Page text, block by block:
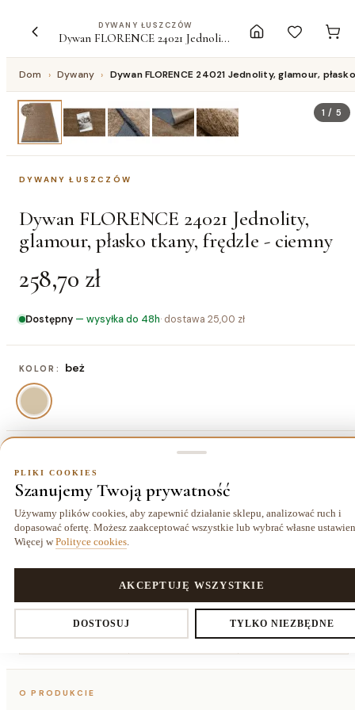
DYWANY ŁUSZCZÓW
Dywan FLORENCE 24021 Jednolity, glamour, płasko tkany, frędzle - ciemny
Dom › Dywany › Dywan FLORENCE 24021 Jednolity, glamour,
1 /5
DYWANY ŁUSZCZÓW
Dywan FLORENCE 24021 Jednolity,
glamour, płasko tkany, frędzle - ciemny
258,70 zł
Dostępny — wysyłka do 48h· dostawa 25,00 zł
KOLOR: beż
78x150 cm
258,70 zł
118x170 cm
453,70 zł
135x190 cm
596,70 zł
175x270
cm
195x290
Dostawa kurierem
25,00 zł na zwrot
Gwarancja
24 miesiące
O PRODUKCIE
PLIKI COOKIES
Szanujemy Twoją prywatność
Używamy plików cookies, aby zapewnić działanie sklepu, analizować ruch i
dopasować ofertę. Możesz zaakceptować wszystkie lub wybrać własne
Więcej w Polityce cookies
DOSTOSUJ TYLKO NIEZBĘDNE
AKCEPTUJĘ WSZYSTKIE
Ustawienia prywatności
Decydujesz, które dane zbieramy. Niezbędne pliki cookies są